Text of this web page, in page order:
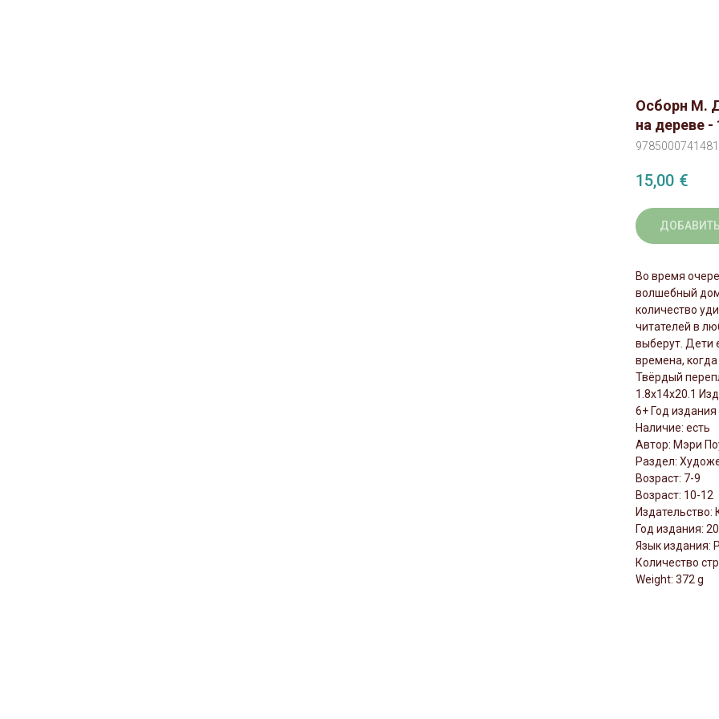
Осборн М.
на дереве -
9785000741481
15,00 €
Во время
волшебный
количество
читателей в
выберут. Дети
времена,
Твёрдый
1.8x14x20.1
6+ Год
Наличие: есть
Автор: Мэри
Раздел:
Возраст: 7-9
Возраст: 10-12
Издательство:
Год издания:
Язык издания:
Количество
Weight: 372 g